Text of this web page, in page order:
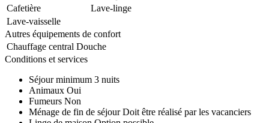
Cafetière
Lave-linge
Lave-vaisselle
Autres équipements de confort
Chauffage central Douche
Conditions et services
Séjour minimum 3 nuits
Animaux Oui
Fumeurs Non
Ménage de fin de séjour Doit être réalisé par les vacanciers